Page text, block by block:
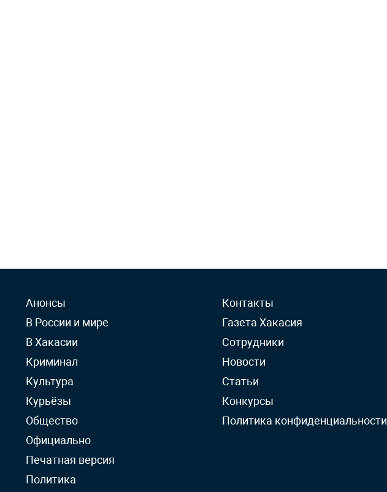
Анонсы
В России и мире
В Хакасии
Криминал
Культура
Курьёзы
Общество
Официально
Печатная версия
Политика
Контакты
Газета Хакасия
Сотрудники
Новости
Статьи
Конкурсы
Политика конфиденциальности